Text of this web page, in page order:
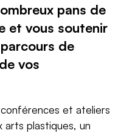
pans de
et vous soutenir
de
vos
et ateliers
arts plastiques, un